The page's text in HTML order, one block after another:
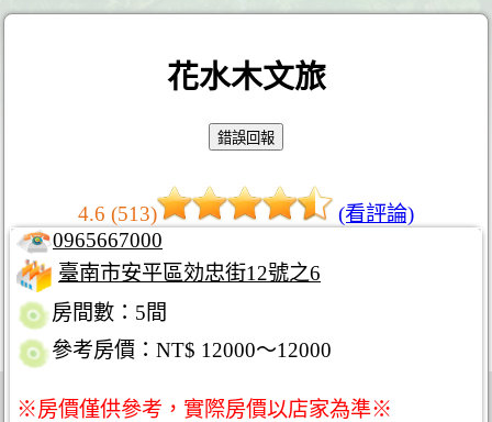
花水木文旅
4.6 (513)
(看評論)
0965667000
臺南市安平區効忠街12號之6
房間數：5間
參考房價：NT$ 12000～12000
※房價僅供參考，實際房價以店家為準※